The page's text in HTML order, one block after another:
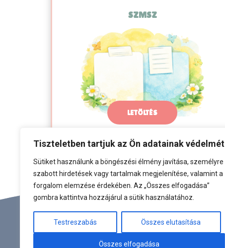
Tiszteletben tartjuk az Ön adatainak védelmét
Sütiket használunk a böngészési élmény javítása, személyre
szabott hirdetések vagy tartalmak megjelenítése, valamint a
forgalom elemzése érdekében. Az „Összes elfogadása”
gombra kattintva hozzájárul a sütik használatához.
Testreszabás Összes elutasítása
Összes elfogadása
SZMSZ
LETÖLTÉS